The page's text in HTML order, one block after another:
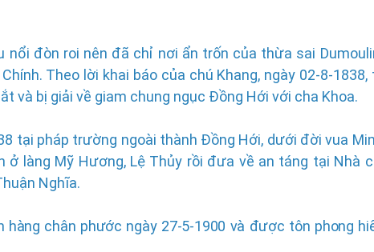
nổi đòn roi nên đã chỉ nơi ẩn trốn của thừa sai
Theo lời khai báo của chú Khang, ngày 02-8-
và bị giải về giam chung ngục Đồng Hới với cha Khoa.
tại pháp trường ngoài thành Đồng Hới, dưới đời vua
làng Mỹ Hương, Lệ Thủy rồi đưa về an táng tại Nhà
Nghĩa.
hàng chân phước ngày 27-5-1900 và được tôn phong